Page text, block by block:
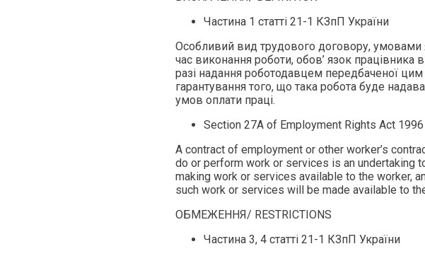
Частина 1 статті 21-1 КЗпП України
Особливий вид трудового договору, умовами
час виконання роботи, обов’ язок
разі надання роботодавцем передбаченої
гарантування того, що така робота буде
умов оплати праці.
Section 27A of Employment Rights Act 1996
A contract of employment or other worker’s
do or perform work or services is an undertaking
making work or services available to the worker,
such work or services will be made available to
ОБМЕЖЕННЯ/ RESTRICTIONS
Частина 3, 4 статті 21-1 КЗпП України